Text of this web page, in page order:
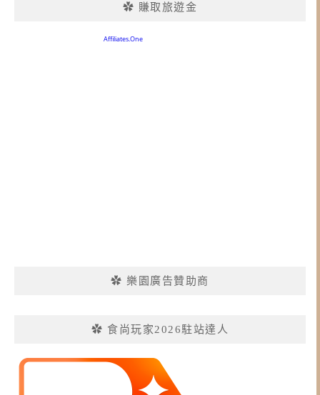
✿ 賺取旅遊金
✿ 樂園廣告贊助商
✿ 食尚玩家2026駐站達人